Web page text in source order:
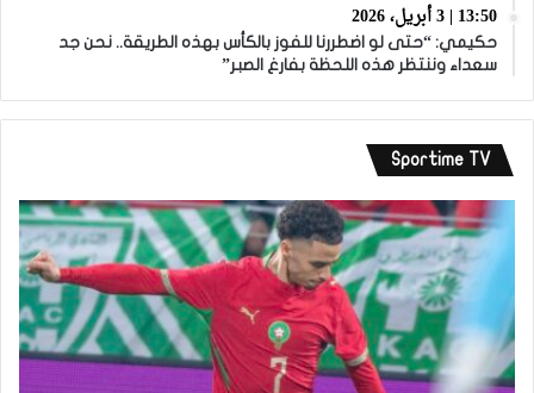
13:50 | 3 أبريل، 2026
حكيمي: “حتى لو اضطررنا للفوز بالكأس بهذه الطريقة.. نحن جد
سعداء وننتظر هذه اللحظة بفارغ الصبر”
Sportime TV